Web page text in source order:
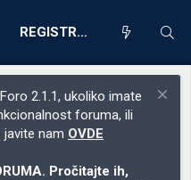
REGISTRACIJA
2.1.1, ukoliko imate
foruma, ili
javite nam OVDE
Pročitajte ih,